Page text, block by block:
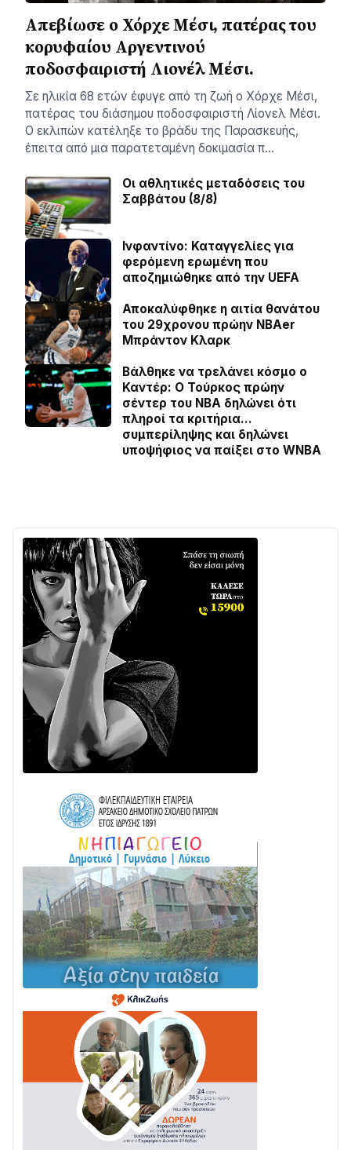
Απεβίωσε ο Χόρχε Μέσι, πατέρας του
κορυφαίου Αργεντινού
ποδοσφαιριστή Λιονέλ Μέσι.
Σε ηλικία 68 ετών έφυγε από τη ζωή ο Χόρχε Μέσι,
πατέρας του διάσημου ποδοσφαιριστή Λίονελ Μέσι.
Ο εκλιπών κατέληξε το βράδυ της Παρασκευής,
έπειτα από μια παρατεταμένη δοκιμασία π…
Οι αθλητικές μεταδόσεις του
Σαββάτου (8/8)
Ινφαντίνο: Καταγγελίες για
φερόμενη ερωμένη που
αποζημιώθηκε από την UEFA
Αποκαλύφθηκε η αιτία θανάτου
του 29χρονου πρώην NBAer
Μπράντον Κλαρκ
Βάλθηκε να τρελάνει κόσμο ο
Καντέρ: Ο Τούρκος πρώην
σέντερ του NBA δηλώνει ότι
πληροί τα κριτήρια…
συμπερίληψης και δηλώνει
υποψήφιος να παίξει στο WNBA